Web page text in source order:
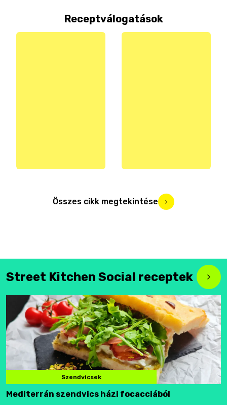
Receptválogatások
Összes cikk megtekintése
Street Kitchen Social receptek
Szendvicsek
Mediterrán szendvics házi focacciából